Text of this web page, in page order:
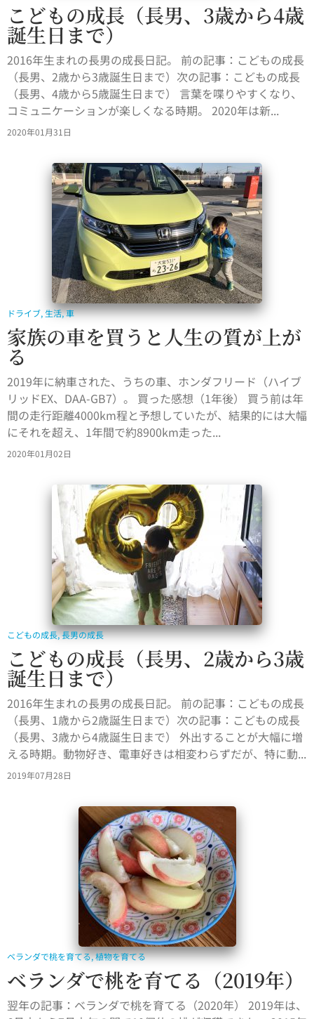
こどもの成長（長男、3歳から4歳
誕生日まで）
2016年生まれの長男の成長日記。 前の記事：こどもの成長
（長男、2歳から3歳誕生日まで）次の記事：こどもの成長
（長男、4歳から5歳誕生日まで） 言葉を喋りやすくなり、
コミュニケーションが楽しくなる時期。 2020年は新...
2020年01月31日
ドライブ,生活,車
家族の車を買うと人生の質が上が
る
2019年に納車された、うちの車、ホンダフリード（ハイブ
リッドEX、DAA-GB7）。 買った感想（1年後） 買う前は年
間の走行距離4000km程と予想していたが、結果的には大幅
にそれを超え、1年間で約8900km走った...
2020年01月02日
こどもの成長,長男の成長
こどもの成長（長男、2歳から3歳
誕生日まで）
2016年生まれの長男の成長日記。 前の記事：こどもの成長
（長男、1歳から2歳誕生日まで）次の記事：こどもの成長
（長男、3歳から4歳誕生日まで） 外出することが大幅に増
える時期。動物好き、電車好きは相変わらずだが、特に動...
2019年07月28日
ベランダで桃を育てる,植物を育てる
ベランダで桃を育てる（2019年）
翌年の記事：ベランダで桃を育てる（2020年） 2019年は、